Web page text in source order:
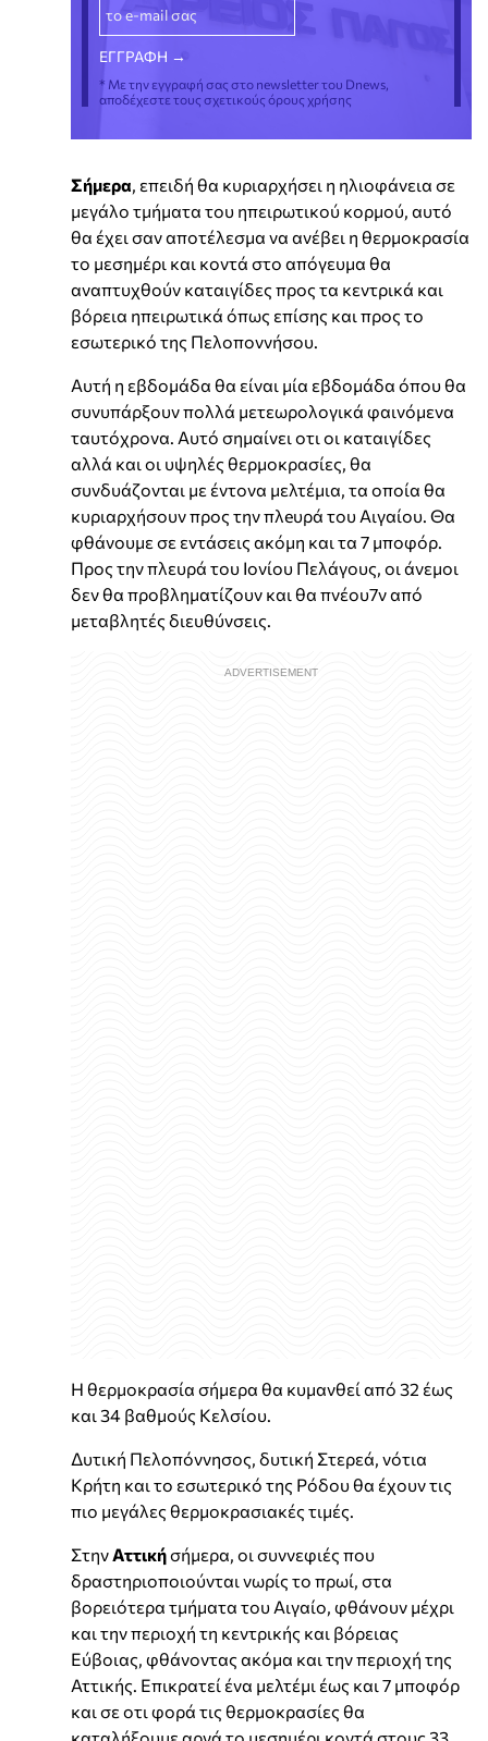
* Με την εγγραφή σας στο newsletter του Dnews,
αποδέχεστε τους σχετικούς όρους χρήσης
Σήμερα , επειδή θα κυριαρχήσει η ηλιοφάνεια σε
μεγάλο τμήματα του ηπειρωτικού κορμού, αυτό
θα έχει σαν αποτέλεσμα να ανέβει η θερμοκρασία
το μεσημέρι και κοντά στο απόγευμα θα
αναπτυχθούν καταιγίδες προς τα κεντρικά και
βόρεια ηπειρωτικά όπως επίσης και προς το
εσωτερικό της Πελοποννήσου.
Αυτή η εβδομάδα θα είναι μία εβδομάδα όπου θα
συνυπάρξουν πολλά μετεωρολογικά φαινόμενα
ταυτόχρονα. Αυτό σημαίνει οτι οι καταιγίδες
αλλά και οι υψηλές θερμοκρασίες, θα
συνδυάζονται με έντονα μελτέμια, τα οποία θα
κυριαρχήσουν προς την πλeυρά του Αιγαίου. Θα
φθάνουμε σε εντάσεις ακόμη και τα 7 μποφόρ.
Προς την πλευρά του Ιονίου Πελάγους, οι άνεμοι
δεν θα προβληματίζουν και θα πνέου7ν από
μεταβλητές διευθύνσεις.
Η θερμοκρασία σήμερα θα κυμανθεί από 32 έως
και 34 βαθμούς Κελσίου.
Δυτική Πελοπόννησος, δυτική Στερεά, νότια
Κρήτη και το εσωτερικό της Ρόδου θα έχουν τις
πιο μεγάλες θερμοκρασιακές τιμές.
Στην Αττικήσήμερα, οι συννεφιές που
δραστηριοποιούνται νωρίς το πρωί, στα
βορειότερα τμήματα του Αιγαίο, φθάνουν μέχρι
και την περιοχή τη κεντρικής και βόρειας
Εύβοιας, φθάνοντας ακόμα και την περιοχή της
Αττικής. Επικρατεί ένα μελτέμι έως και 7 μποφόρ
και σε οτι φορά τις θερμοκρασίες θα
καταλήξουμε αργά το μεσημέρι κοντά στους 33